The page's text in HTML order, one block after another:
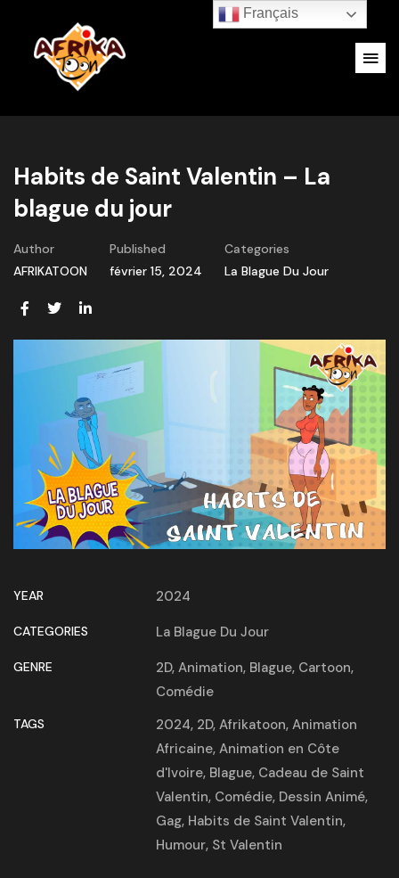
Habits de Saint Valentin – La
blague du jour
Author
AFRIKATOON
Published
février 15, 2024
Categories
La Blague Du Jour
YEAR 2024
CATEGORIES La Blague Du Jour
GENRE 2D, Animation, Blague, Cartoon,
Comédie
TAGS 2024, 2D, Afrikatoon, Animation
Africaine, Animation en Côte
d'Ivoire, Blague, Cadeau de Saint
Valentin, Comédie, Dessin Animé,
Gag, Habits de Saint Valentin,
Humour, St Valentin
Français